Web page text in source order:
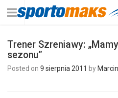
Trener Szreniawy:
sezonu”
Posted on 9 sierpnia 2011 by